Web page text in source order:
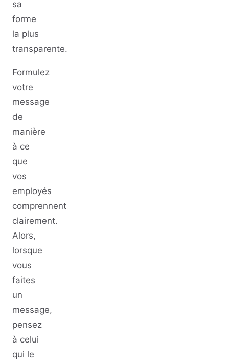
sa
forme
la plus
transparente.
Formulez
votre
message
de
manière
à ce
que
vos
employés
comprennent
clairement.
Alors,
lorsque
vous
faites
un
message,
pensez
à celui
qui le